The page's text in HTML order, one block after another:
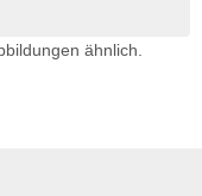
ähnlich.